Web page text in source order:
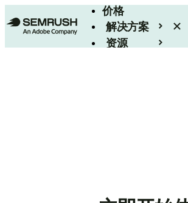
价格
解决方案
资源